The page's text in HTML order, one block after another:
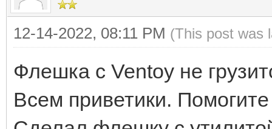
12-14-2022, 08:11 PM (This post was
Флешка с Ventoy не
Всем приветики.